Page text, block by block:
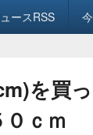
ースRSS
を買
ｃｍ